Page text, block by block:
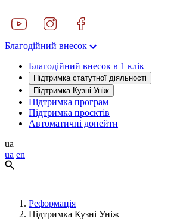
Благодійний внесок
Благодійний внесок в 1 клік
Підтримка статутної діяльності
Підтримка Кузні Уніж
Підтримка програм
Підтримка проєктів
Автоматичні донейти
ua
ua en
Реформація
Підтримка Кузні Уніж